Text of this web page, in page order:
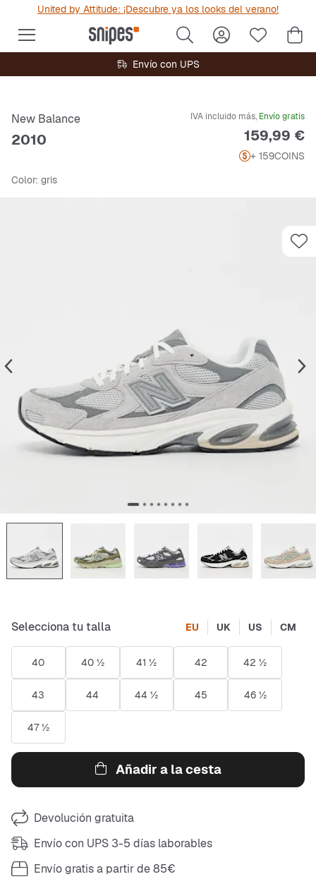
United by Attitude: ¡Descubre ya los looks del verano!
Envío con UPS
New Balance
2010
IVA incluido más, Envío gratis
Precio
159,99 €
+ 159COINS
Color: gris
Selecciona tu talla EU UK US CM
40 40 ½ 41 ½ 42 42 ½
43 44 44 ½ 45 46 ½
47 ½
Añadir a la cesta
Devolución gratuita
Envío con UPS 3-5 días laborables
Envío gratis a partir de 85€